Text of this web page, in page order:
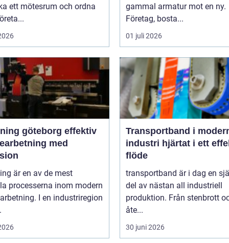
ett mötesrum och ordna
gammal armatur mot en ny.
Företag, bosta...
01 juli 2026
göteborg effektiv
med
är en av de mest
processerna inom modern
I en industriregion
Transportband i
industri hjärtat i ett effektivt
flöde
transportband är i dag en
del av nästan all industriell
produktion. Från stenbrott
åte...
30 juni 2026